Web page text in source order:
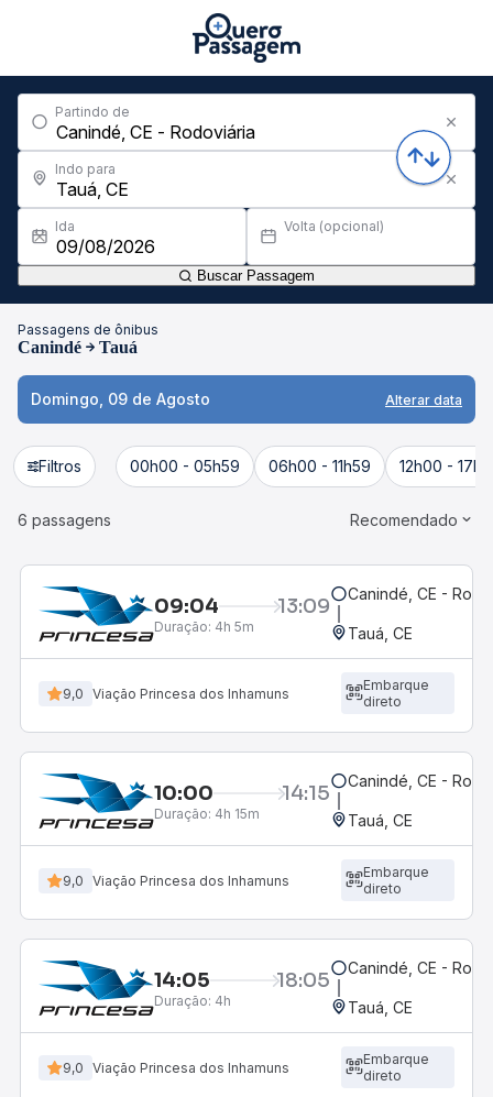
Partindo de
Indo para
Ida Volta (opcional)
Buscar Passagem
Passagens de ônibus
Canindé Tauá
Domingo, 09 de Agosto Alterar data
Filtros 00h00 - 05h59 06h00 - 11h59 12h00 -
6 passagens Recomendado
09:04 13:09
Duração: 4h 5m
Canindé, CE -
Tauá, CE
9,0 Viação Princesa dos Inhamuns
Embarque
direto
10:00 14:15
Duração: 4h 15m
Canindé, CE -
Tauá, CE
9,0 Viação Princesa dos Inhamuns
Embarque
direto
14:05 18:05
Duração: 4h
Canindé, CE -
Tauá, CE
9,0 Viação Princesa dos Inhamuns
Embarque
direto